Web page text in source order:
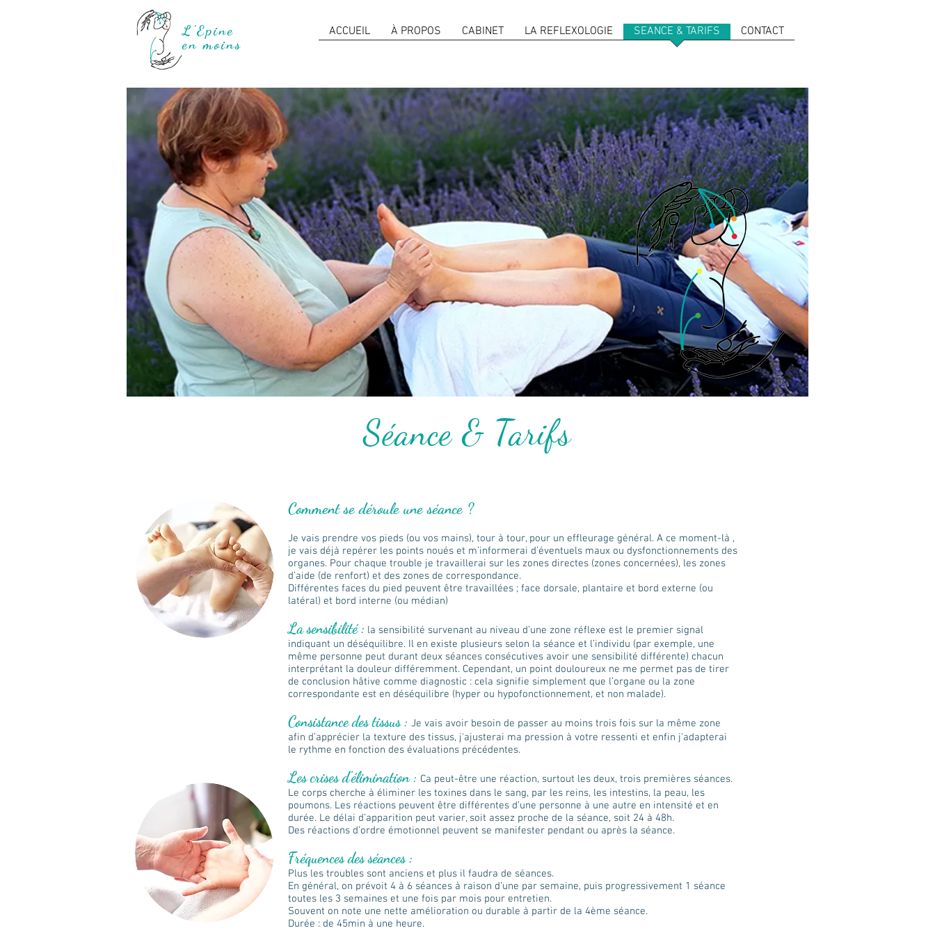
L'Epine
en moins
ACCUEIL À PROPOS CABINET LA REFLEXOLOGIE SEANCE & TARIFS CONTACT
Séance & Tarifs
Comment se déroule une séance ?
Je vais prendre vos pieds (ou vos mains), tour à tour, pour un effleurage général. A ce moment-là ,
je vais déjà repérer les points noués et m’informerai d’éventuels maux ou dysfonctionnements des
organes. Pour chaque trouble je travaillerai sur les zones directes (zones concernées), les zones
d’aide (de renfort) et des zones de correspondance.
Différentes faces du pied peuvent être travaillées ; face dorsale, plantaire et bord externe (ou
latéral) et bord interne (ou médian)
La sensibilité : la sensibilité survenant au niveau d’une zone réflexe est le premier signal
indiquant un déséquilibre. Il en existe plusieurs selon la séance et l’individu (par exemple, une
même personne peut durant deux séances consécutives avoir une sensibilité différente) chacun
interprétant la douleur différemment. Cependant, un point douloureux ne me permet pas de tirer
de conclusion hâtive comme diagnostic : cela signifie simplement que l’organe ou la zone
correspondante est en déséquilibre (hyper ou hypofonctionnement, et non malade).
Consistance des tissus : Je vais avoir besoin de passer au moins trois fois sur la même zone
afin d’apprécier la texture des tissus, j'ajusterai ma pression à votre ressenti et enfin j'adapterai
le rythme en fonction des évaluations précédentes.
Les crises d’élimination : Ca peut-être une réaction, surtout les deux, trois premières séances.
Le corps cherche à éliminer les toxines dans le sang, par les reins, les intestins, la peau, les
poumons. Les réactions peuvent être différentes d’une personne à une autre en intensité et en
durée. Le délai d’apparition peut varier, soit assez proche de la séance, soit 24 à 48h.
Des réactions d’ordre émotionnel peuvent se manifester pendant ou après la séance.
Fréquences des séances :
Plus les troubles sont anciens et plus il faudra de séances.
En général, on prévoit 4 à 6 séances à raison d’une par semaine, puis progressivement 1 séance
toutes les 3 semaines et une fois par mois pour entretien.
Souvent on note une nette amélioration ou durable à partir de la 4ème séance.
Durée : de 45min à une heure.